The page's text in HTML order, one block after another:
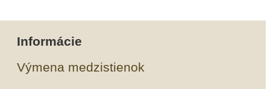
Informácie
Výmena medzistienok